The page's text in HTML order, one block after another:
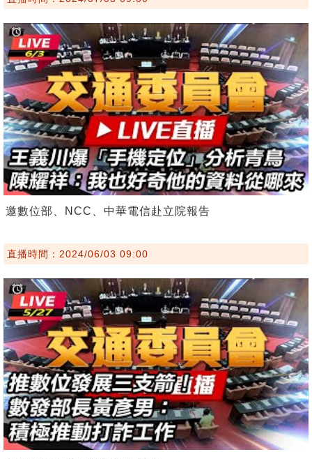
邀數位部、NCC、中華電信赴立院報告
直播時間：2024/06/03 09:00